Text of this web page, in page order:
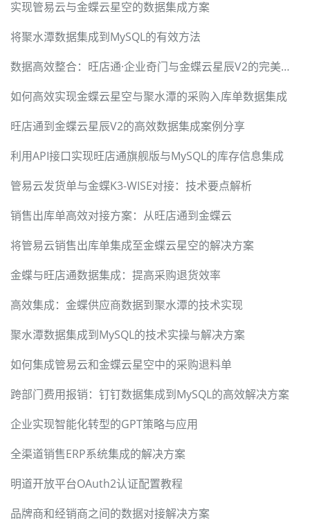
实现管易云与金蝶云星空的数据集成方案
将聚水潭数据集成到MySQL的有效方法
数据高效整合：旺店通·企业奇门与金蝶云星辰V2的完美对接
如何高效实现金蝶云星空与聚水潭的采购入库单数据集成
旺店通到金蝶云星辰V2的高效数据集成案例分享
利用API接口实现旺店通旗舰版与MySQL的库存信息集成
管易云发货单与金蝶K3-WISE对接：技术要点解析
销售出库单高效对接方案：从旺店通到金蝶云
将管易云销售出库单集成至金蝶云星空的解决方案
金蝶与旺店通数据集成：提高采购退货效率
高效集成：金蝶供应商数据到聚水潭的技术实现
聚水潭数据集成到MySQL的技术实操与解决方案
如何集成管易云和金蝶云星空中的采购退料单
跨部门费用报销：钉钉数据集成到MySQL的高效解决方案
企业实现智能化转型的GPT策略与应用
全渠道销售ERP系统集成的解决方案
明道开放平台OAuth2认证配置教程
品牌商和经销商之间的数据对接解决方案